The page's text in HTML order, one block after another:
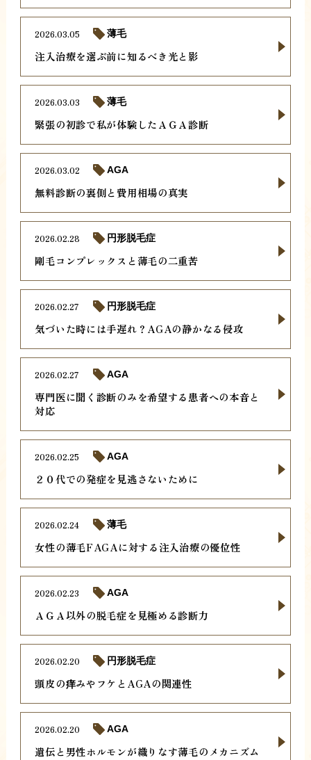
注入治療を選ぶ前に知るべき光と影
2026.03.05 薄毛
緊張の初診で私が体験したＡＧＡ診断
2026.03.03 薄毛
無料診断の裏側と費用相場の真実
2026.03.02 AGA
剛毛コンプレックスと薄毛の二重苦
2026.02.28 円形脱毛症
気づいた時には手遅れ？AGAの静かなる侵攻
2026.02.27 円形脱毛症
専門医に聞く診断のみを希望する患者への本音と
対応
2026.02.27 AGA
２０代での発症を見逃さないために
2026.02.25 AGA
女性の薄毛FAGAに対する注入治療の優位性
2026.02.24 薄毛
ＡＧＡ以外の脱毛症を見極める診断力
2026.02.23 AGA
頭皮の痒みやフケとAGAの関連性
2026.02.20 円形脱毛症
遺伝と男性ホルモンが織りなす薄毛のメカニズム
2026.02.20 AGA